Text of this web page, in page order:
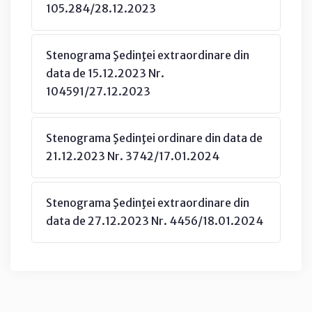
105.284/28.12.2023
Stenograma Şedinţei extraordinare din
data de 15.12.2023 Nr.
104591/27.12.2023
Stenograma Şedinţei ordinare din data de
21.12.2023 Nr. 3742/17.01.2024
Stenograma Şedinţei extraordinare din
data de 27.12.2023 Nr. 4456/18.01.2024